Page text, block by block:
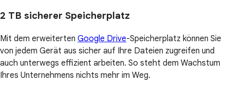
2 TB sicherer Speicherplatz
Mit dem erweiterten Google Drive-Speicherplatz können Sie
von jedem Gerät aus sicher auf Ihre Dateien zugreifen und
auch unterwegs effizient arbeiten. So steht dem Wachstum
Ihres Unternehmens nichts mehr im Weg.